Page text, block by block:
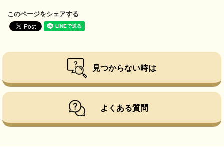
このページをシェアする
見つからない時は
よくある質問